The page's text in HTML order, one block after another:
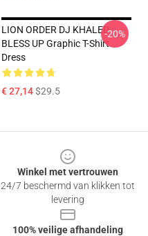
LION ORDER DJ KHALED
BLESS UP Graphic T-Shirt
Dress
€ 27,14$29.5
-20%
Winkel met vertrouwen
24/7 beschermd van klikken tot
levering
100% veilige afhandeling